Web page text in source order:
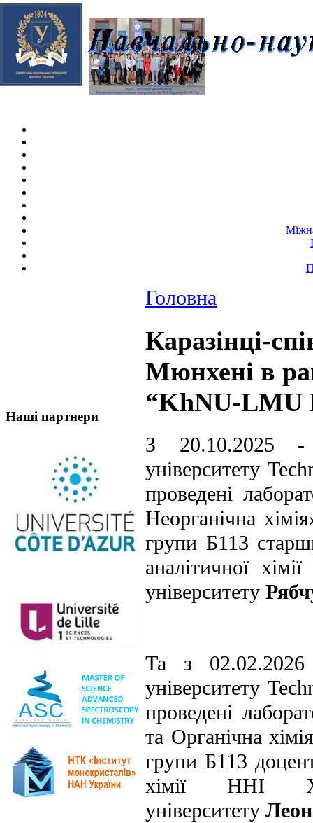
Skip navigation
Наші партнери
Головна
Каразінці-
Мюнхені в
“KhNU-LMU
З 20.10.2025 -
університету
проведені
Неорганічна
групи Б113
аналітичної
університету
Та з
університету
проведені
та Органічна
групи Б113
хімії ННІ
університету